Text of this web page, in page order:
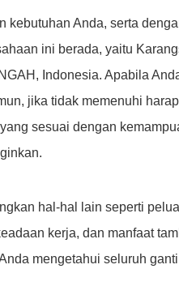
kebutuhan Anda, serta
ini berada, yaitu
Indonesia. Apabila
jika tidak memenuhi
sesuai dengan
hal-hal lain seperti
kerja, dan manfaat
mengetahui seluruh